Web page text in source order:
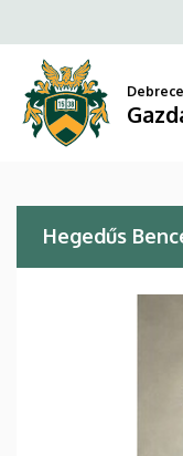
Bence
Kar
a
tartalomra
Hegedűs